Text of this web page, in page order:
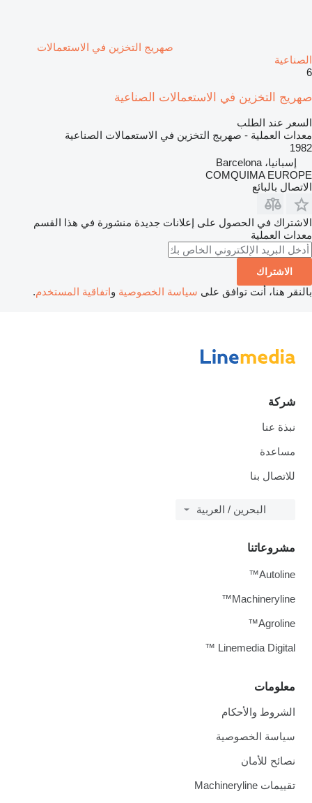
صهريج التخزين في الاستعمالات
الصناعية
6
صهريج التخزين في الاستعمالات الصناعية
السعر عند الطلب
معدات العملية - صهريج التخزين في الاستعمالات الصناعية
1982
إسبانيا، Barcelona
COMQUIMA EUROPE
الاتصال بالبائع
الاشتراك في الحصول على إعلانات جديدة منشورة في هذا القسم
معدات العملية
الاشتراك
بالنقر هنا، أنت توافق على سياسة الخصوصية واتفاقية المستخدم.
شركة
نبذة عنا
مساعدة
للاتصال بنا
البحرين / العربية
معلومات
الشروط والأحكام
سياسة الخصوصية
نصائح للأمان
تقييمات Machineryline
مشروعاتنا
Autoline™
Machineryline™
Agroline™
Linemedia Digital ™